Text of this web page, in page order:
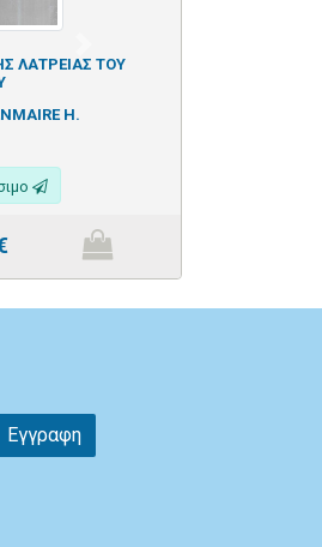
ΛΑΤΡΕΙΑΣ ΤΟΥ
H.
Next
Εγγραφη